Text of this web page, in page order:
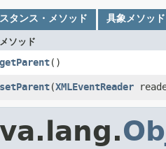
タンス・メソッド 具象メソッド
メソッド
getParent()
setParent​(XMLEventReader